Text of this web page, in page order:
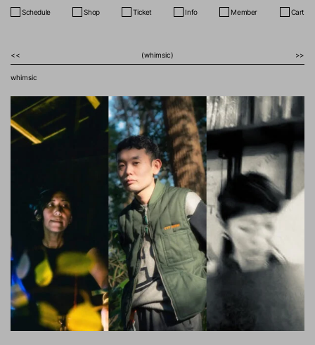
Schedule Shop Ticket Info Member Cart
<< (whimsic) >>
whimsic